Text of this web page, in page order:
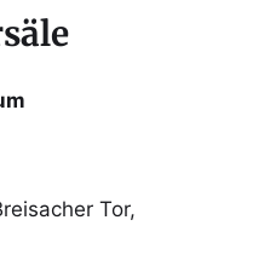
Tor,